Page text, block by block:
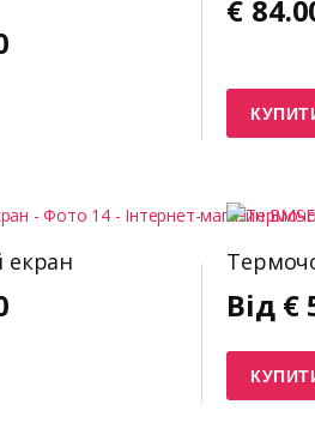
€
екран
Від €